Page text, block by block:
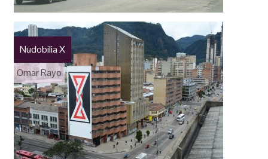
Nudobilia X
Omar Rayo